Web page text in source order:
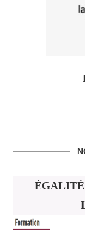
ÉGALITÉ